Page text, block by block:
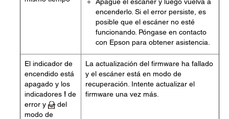
encenderlo. Si el error persiste, es
posible que el escáner no esté
funcionando. Póngase en contacto
con Epson para obtener asistencia.
El indicador de
encendido está
apagado y los
indicadores ! de
error y
del
modo de
La actualización del firmware ha fallado
y el escáner está en modo de
recuperación. Intente actualizar el
firmware una vez más.